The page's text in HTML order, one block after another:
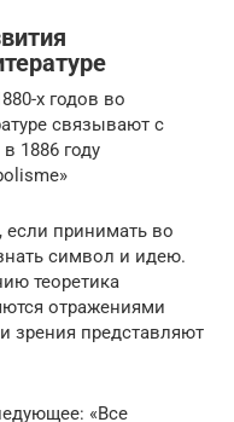
х годов во
связывают с
1886 году
принимать во
символ и идею.
теоретика
отражениями
зрения представляют
«Все